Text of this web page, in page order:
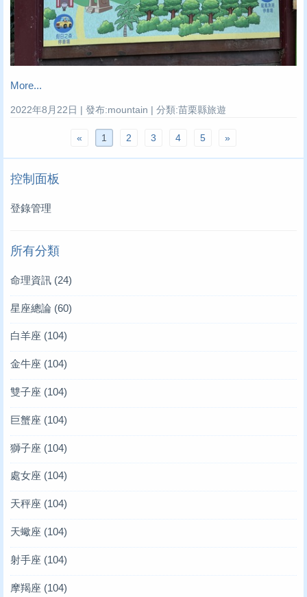
More...
2022年8月22日 | 發布:mountain | 分類:苗栗縣旅遊
« 1 2 3 4 5 »
控制面板
登錄管理
所有分類
命理資訊 (24)
星座總論 (60)
白羊座 (104)
金牛座 (104)
雙子座 (104)
巨蟹座 (104)
獅子座 (104)
處女座 (104)
天秤座 (104)
天蠍座 (104)
射手座 (104)
摩羯座 (104)